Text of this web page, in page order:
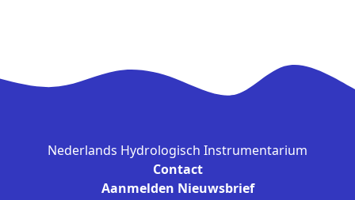
Nederlands Hydrologisch Instrumentarium
Contact
Aanmelden Nieuwsbrief